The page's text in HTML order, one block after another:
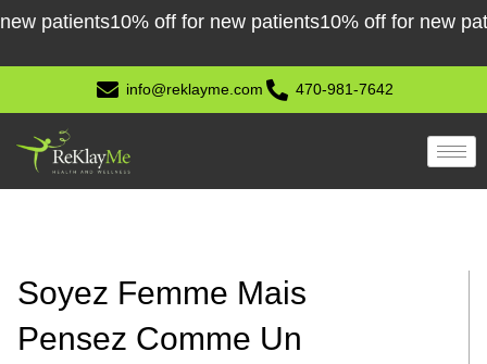
Skip
content
10% off for new patients10% off for new
info@reklayme.com 470-981-7642
Soyez Femme Mais
Pensez Comme Un